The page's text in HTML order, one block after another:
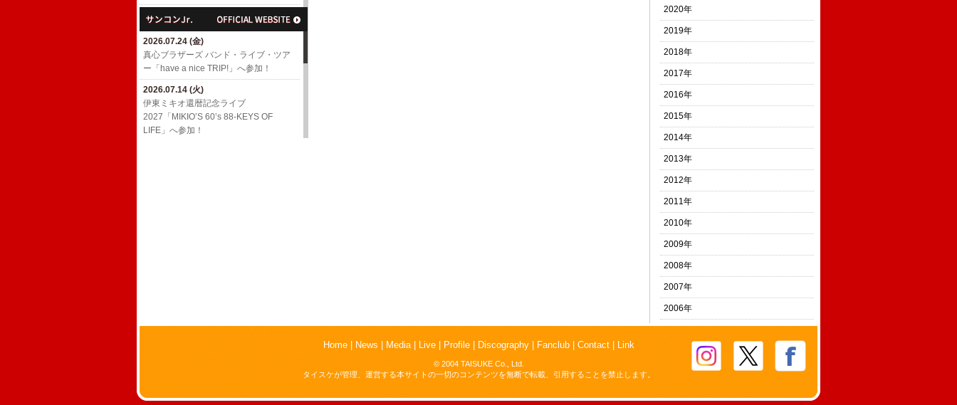
3/8(日)「TOKYO GUITAR JAMBOREE
2026.02.10 (火)
ROOTS66で「The Covers' Fes. 2026」
2026.02.01 (日)
YouTube「上田禎的音楽史 vol.1」に出
演！
ウルフルケイスケ生配信番組「マジカ
ルチェインTV」4月号！
2026.04.16 (木)
​ウルフルケイスケ〜MEDIA情報【4月】
(〜4/16更新)
2026.03.24 (火)
ウルフルケイスケ生配信番組「マジカ
ルチェインTV」3月号！
2026.04.19 (日)
2026.03.16 (月)
ジョンB〜Media情報【3月】
2026.02.15 (日)
ジョンB〜Media情報【2月】
2026.01.19 (月)
ジョンB〜Media情報【1月】
2026.07.24 (金)
​真心ブラザーズ バンド・ライブ・ツア
ー「have a nice TRIP!」へ参加！
2026.07.14 (火)
伊東ミキオ還暦記念ライブ
2027「MIKIO’S 60’s 88-KEYS OF
LIFE」へ参加！
刊TANCON」を公開！
2020年
2019年
2018年
2017年
2016年
2015年
2014年
2013年
2012年
2011年
2010年
2009年
2008年
2007年
2006年
Home| News Media| Live| Profile| Discography| Fanclub| Contact| Link
© 2004 TAISUKE Co., Ltd.
タイスケが管理、運営する本サイトの一切のコンテンツを無断で転載、引用することを禁止します。